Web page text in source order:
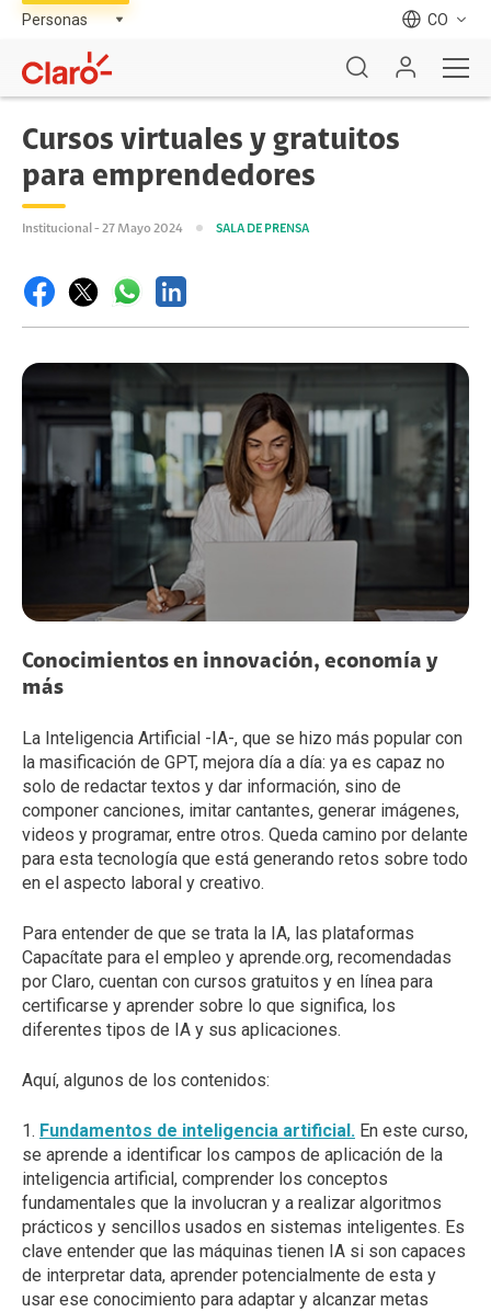
CO
Cursos virtuales y gratuitos
para emprendedores
Institucional - 27 Mayo 2024 SALA DE PRENSA
Conocimientos en innovación, economía y
más
La Inteligencia Artificial -IA-, que se hizo más popular con
la masificación de GPT, mejora día a día: ya es capaz no
solo de redactar textos y dar información, sino de
componer canciones, imitar cantantes, generar imágenes,
videos y programar, entre otros. Queda camino por delante
para esta tecnología que está generando retos sobre todo
en el aspecto laboral y creativo.
Para entender de que se trata la IA, las plataformas
Capacítate para el empleo y aprende.org, recomendadas
por Claro, cuentan con cursos gratuitos y en línea para
certificarse y aprender sobre lo que significa, los
diferentes tipos de IA y sus aplicaciones.
Aquí, algunos de los contenidos:
1. Fundamentos de inteligencia artificial. En este curso,
se aprende a identificar los campos de aplicación de la
inteligencia artificial, comprender los conceptos
fundamentales que la involucran y a realizar algoritmos
prácticos y sencillos usados en sistemas inteligentes. Es
clave entender que las máquinas tienen IA si son capaces
de interpretar data, aprender potencialmente de esta y
usar ese conocimiento para adaptar y alcanzar metas